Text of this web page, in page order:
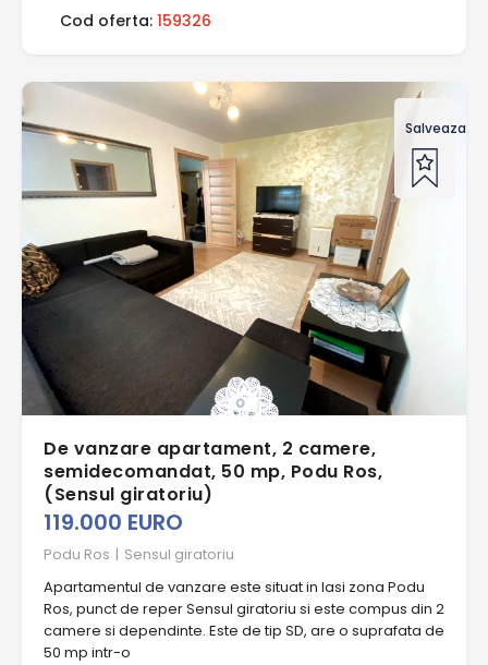
Cod oferta: 159326
De vanzare apartament, 2 camere,
semidecomandat, 50 mp, Podu Ros,
(Sensul giratoriu)
119.000 EURO
Podu Ros | Sensul giratoriu
Apartamentul de vanzare este situat in Iasi zona Podu
Ros, punct de reper Sensul giratoriu si este compus din 2
camere si dependinte. Este de tip SD, are o suprafata de
50 mp intr-o
Salveaza